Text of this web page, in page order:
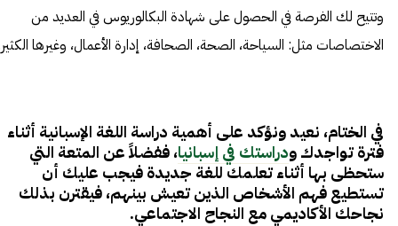
وتتيح لك الفرصة في الحصول على شهادة البكالوريوس في العديد من
الاختصاصات مثل: السياحة، الصحة، الصحافة، إدارة الأعمال، وغيرها
في الختام، نعيد ونؤكد على أهمية دراسة اللغة الإسبانية أثناء
فترة تواجدك ودراستك في إسبانيا، ففضلاً عن المتعة التي
ستحظى بها أثناء تعلمك للغة جديدة فيجب عليك أن
تستطيع فهم الأشخاص الذين تعيش بينهم، فيقترن بذلك
نجاحك الأكاديمي مع النجاح الاجتماعي.